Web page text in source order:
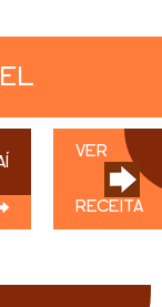
VER
RECEITA